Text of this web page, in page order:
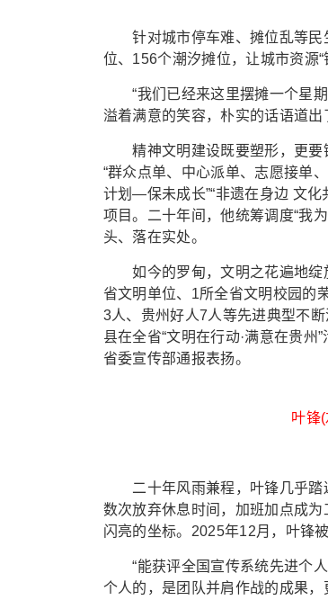
针对城市停车难、摊位乱等民生
位、156个潮汐摊位，让城市资源
“我们已经来这里摆摊一个星期
溢着满意的笑容，朴实的话语道出
精神文明建设既要塑形，更要铸
“群众点单、中心派单、志愿接单
计划—保未成长”“非遗在身边 文
项目。二十年间，他统筹调度“我
头、落在实处。
如今的罗甸，文明之花遍地绽
省文明单位、1所全省文明校园的
3人、贵州好人7人等先进典型不
县在全省“文明在行动·满意在贵
省委宣传部通报表扬。
叶锋
二十年风雨兼程，叶锋几乎踏
数次放弃休息时间，加班加点成
闪亮的坐标。2025年12月，叶锋
“能获评全国宣传系统先进个人
个人的，是团队并肩作战的成果